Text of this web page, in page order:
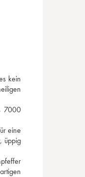
kein
7000
eine
üppig